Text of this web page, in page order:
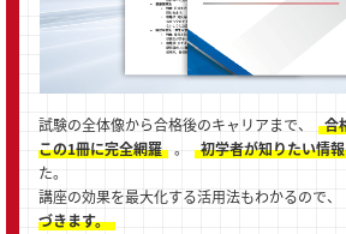
試験の全体像から合格後のキャリアまで、
合
この1冊に完全網羅 。 初学者が知りたい情
た。
講座の効果を最大化する活用法もわかるので、
づきます。